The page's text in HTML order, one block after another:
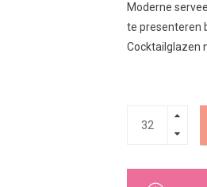
Moderne
te presenteren
Cocktailglazen